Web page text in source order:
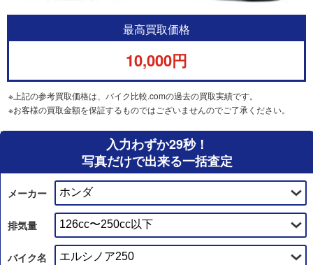
最高買取価格
10,000円
※上記の参考買取価格は、バイク比較.comの過去の買取実績です。
※お客様の買取金額を保証するものではございませんのでご了承ください。
入力わずか29秒！
写真だけで出来る一括査定
メーカー
排気量
バイク名